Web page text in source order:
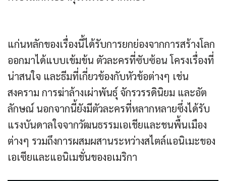
แก่นหลักของเรื่องนี้ได้รับการยกย่องจากการสร้างโลก
ออกมาได้แบบเข้มข้น ตัวละครที่ซับซ้อน โครงเรื่องที่
น่าสนใจ และธีมที่เกี่ยวข้องกับหัวข้อต่างๆ เช่น
สงคราม การฆ่าล้างเผ่าพันธุ์ จักรวรรดินิยม และอัต
ลักษณ์ นอกจากนี้ยังมีตัวละครที่หลากหลายซึ่งได้รับ
แรงบันดาลใจจากวัฒนธรรมเอเชียและชนพื้นเมือง
ต่างๆ รวมถึงการผสมผสานระหว่างสไตล์แอนิเมะของ
เอเซียและแอนิเมชั่นของอเมริกา